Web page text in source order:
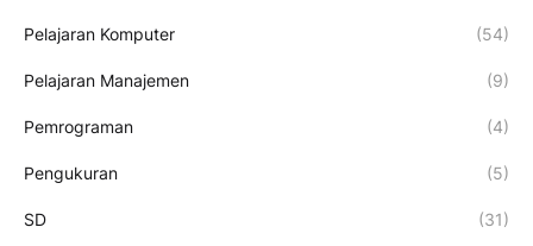
Pelajaran Komputer (54)
Pelajaran Manajemen (9)
Pemrograman (4)
Pengukuran (5)
SD (31)